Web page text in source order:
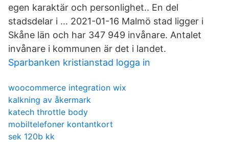
egen karaktär och personlighet.. En del
stadsdelar i … 2021-01-16 Malmö stad ligger i
Skåne län och har 347 949 invånare. Antalet
invånare i kommunen är det i landet.
Sparbanken kristianstad logga in
woocommerce integration wix
kalkning av åkermark
katech throttle body
mobiltelefoner kontantkort
sek 120b kk